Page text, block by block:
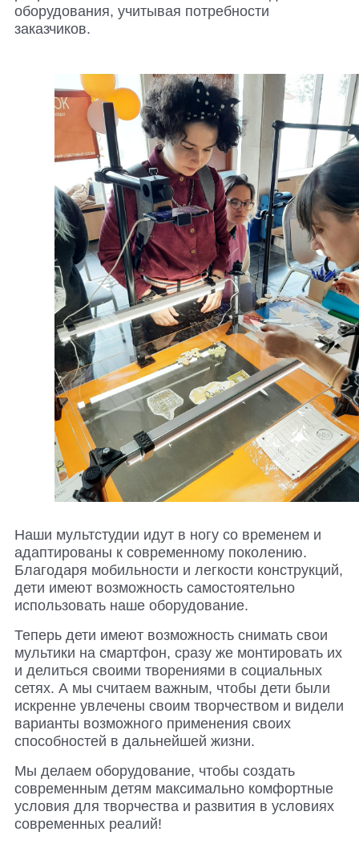
оборудования, учитывая потребности
заказчиков.
Наши мультстудии идут в ногу со временем и
адаптированы к современному поколению.
Благодаря мобильности и легкости конструкций,
дети имеют возможность самостоятельно
использовать наше оборудование.
Теперь дети имеют возможность снимать свои
мультики на смартфон, сразу же монтировать их
и делиться своими творениями в социальных
сетях. А мы считаем важным, чтобы дети были
искренне увлечены своим творчеством и видели
варианты возможного применения своих
способностей в дальнейшей жизни.
Мы делаем оборудование, чтобы создать
современным детям максимально комфортные
условия для творчества и развития в условиях
современных реалий!